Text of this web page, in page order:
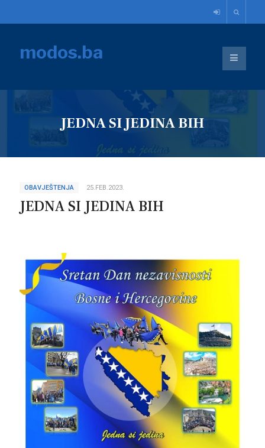
modos.ba
JEDNA SI JEDINA BIH
OBAVJEŠTENJA 25.FEB.2023.
JEDNA SI JEDINA BIH